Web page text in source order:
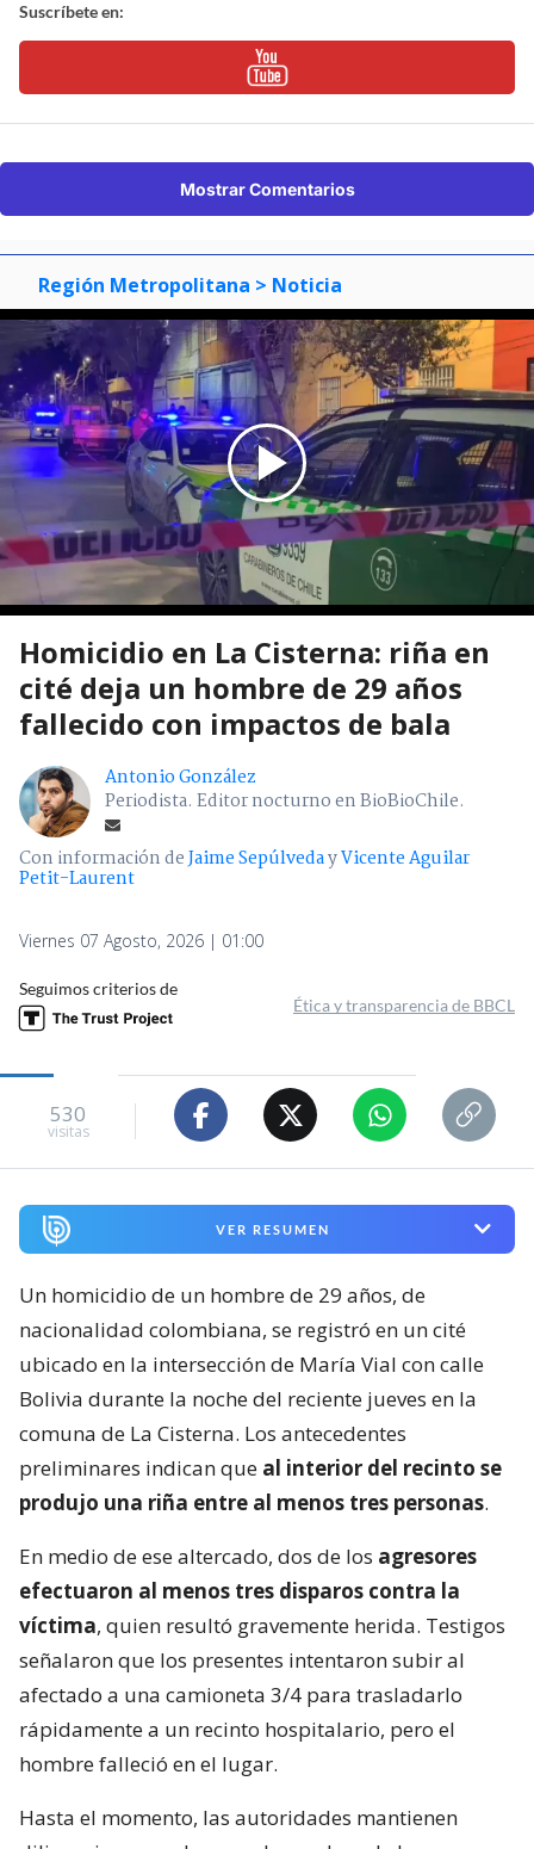
Suscríbete en:
Mostrar Comentarios
Región Metropolitana > Noticia
Homicidio en La Cisterna: riña en
cité deja un hombre de 29 años
fallecido con impactos de bala
Antonio González
Periodista. Editor nocturno en BioBioChile.
Con información deJaime SepúlvedayVicente Aguilar
Petit-Laurent
Viernes 07 Agosto, 2026 | 01:00
Seguimos criterios de
Ética y transparencia de BBCL
530
visitas
VER RESUMEN
Un homicidio de un hombre de 29 años, de
nacionalidad colombiana, se registró en un cité
ubicado en la intersección de María Vial con calle
Bolivia durante la noche del reciente jueves en la
comuna de La Cisterna. Los antecedentes
preliminares indican que al interior del recinto se
produjo una riña entre al menos tres personas.
En medio de ese altercado, dos de los agresores
efectuaron al menos tres disparos contra la
víctima, quien resultó gravemente herida. Testigos
señalaron que los presentes intentaron subir al
afectado a una camioneta 3/4 para trasladarlo
rápidamente a un recinto hospitalario, pero el
hombre falleció en el lugar.
Hasta el momento, las autoridades mantienen